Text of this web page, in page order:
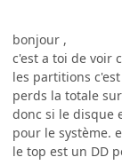
bonjour ,
c'est a toi de voir
les partitions
perds la totale
donc si le disque
pour le système.
le top est un DD